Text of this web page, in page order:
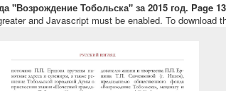
"Возрождение Тобольска" за 2015 год. Page
and Javascript must be enabled. To download